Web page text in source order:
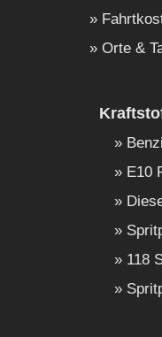
Orte &
E10
118